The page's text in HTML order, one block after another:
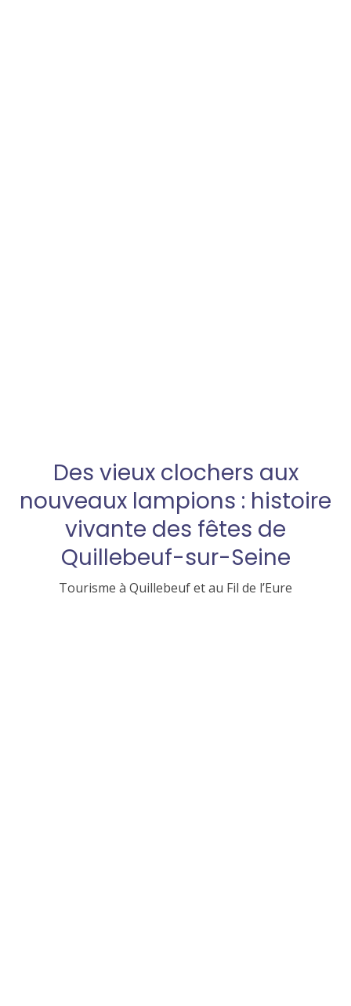
Des vieux clochers aux
nouveaux lampions : histoire
vivante des fêtes de
Quillebeuf-sur-Seine
Tourisme à Quillebeuf et au Fil de l’Eure